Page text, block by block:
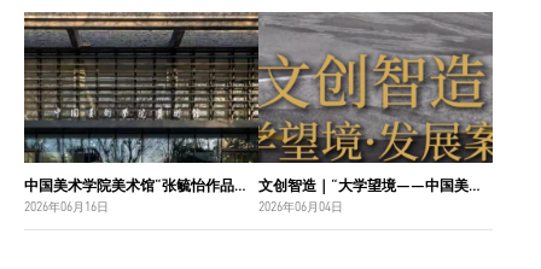
中国美术学院美术馆“张毓怡作品捐赠收藏项目”入选“2026年度国家美术作品收藏和捐赠奖励项目名单”
2026年06月16日
文创智造｜“大学望境——中国美术学院建设世界一流大学二十周年”特展导览
2026年06月04日